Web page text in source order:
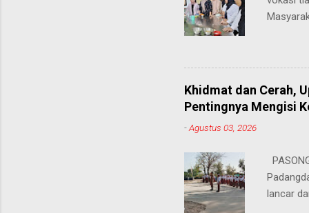
hingga
masing.
"Saya
sangat
Khidmat dan Cerah,
Pentingnya Mengisi
-Agustus 03, 2026
lancar